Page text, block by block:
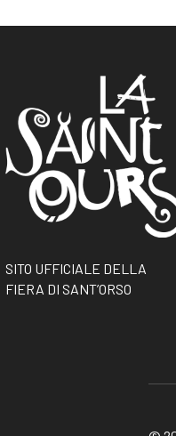
SITO UFFICIALE DELLA
FIERA DI SANT’ORSO